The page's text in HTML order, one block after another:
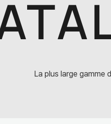
La plus large gamme